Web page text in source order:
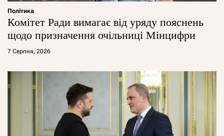
Політика
Комітет Ради вимагає від уряду пояснень
щодо призначення очільниці Мінцифри
7 Серпня, 2026